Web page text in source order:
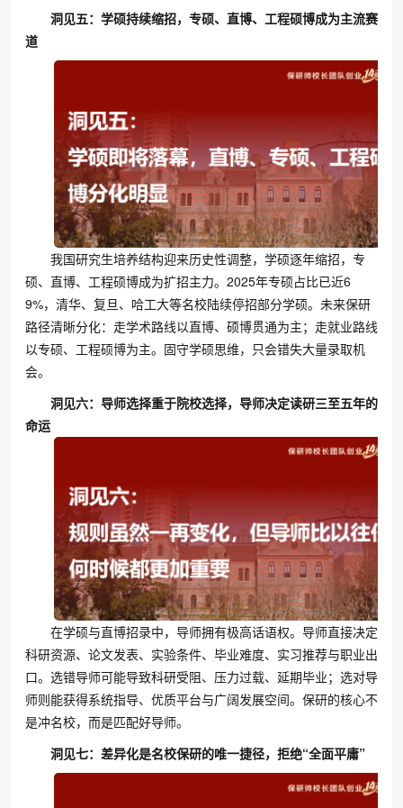
洞见五：学硕持续缩招，专硕、直博、工程硕博成为主流赛
道
我国研究生培养结构迎来历史性调整，学硕逐年缩招，专
硕、直博、工程硕博成为扩招主力。2025年专硕占比已近6
9%，清华、复旦、哈工大等名校陆续停招部分学硕。未来保研
路径清晰分化：走学术路线以直博、硕博贯通为主；走就业路线
以专硕、工程硕博为主。固守学硕思维，只会错失大量录取机
会。
洞见六：导师选择重于院校选择，导师决定读研三至五年的
命运
在学硕与直博招录中，导师拥有极高话语权。导师直接决定
科研资源、论文发表、实验条件、毕业难度、实习推荐与职业出
口。选错导师可能导致科研受阻、压力过载、延期毕业；选对导
师则能获得系统指导、优质平台与广阔发展空间。保研的核心不
是冲名校，而是匹配好导师。
洞见七：差异化是名校保研的唯一捷径，拒绝“全面平庸”